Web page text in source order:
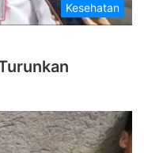
Kesehatan